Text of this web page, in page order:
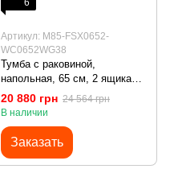
6
Артикул: M85-FSX0652-
WC0652WG38
Тумба с раковиной,
напольная, 65 см, 2 ящика
AM.PM M85-FSX0652-
WC0652WG38 X-Joy
20 880 грн 24 564 грн
В наличии
Заказать